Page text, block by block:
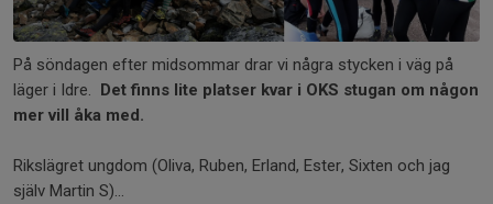
På söndagen efter midsommar drar vi några stycken i väg på
läger i Idre. Det finns lite platser kvar i OKS stugan om någon
mer vill åka med.
Rikslägret ungdom (Oliva, Ruben, Erland, Ester, Sixten och jag
själv Martin S)...